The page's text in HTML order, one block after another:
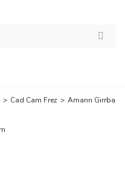
Cad Cam Frez Amann